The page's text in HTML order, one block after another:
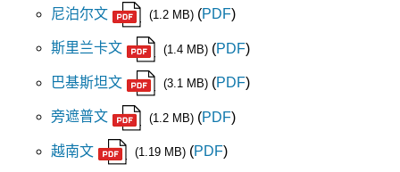
尼泊尔文 (1.2 MB)(PDF)
斯里兰卡文 (1.4 MB) (PDF)
巴基斯坦文 (3.1 MB)(PDF)
旁遮普文 (1.2 MB)(PDF)
越南文 (1.19 MB) (PDF)